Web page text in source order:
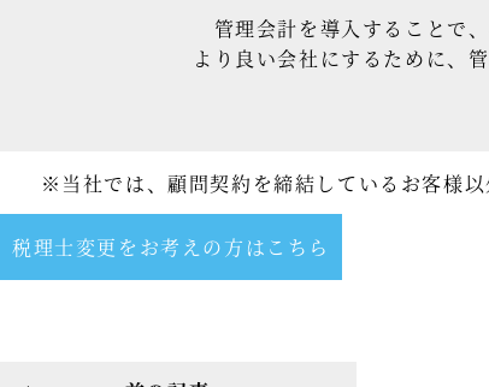
管理会計を導入することで
より良い会社にするために、
※当社では、顧問契約を締結しているお客様
税理士変更をお考えの方はこちら